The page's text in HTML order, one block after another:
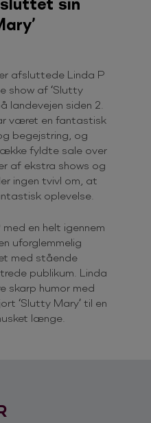
afsluttede Linda P
show af ‘Slutty
landevejen siden 2.
været en fantastisk
begejstring, og
fyldte sale over
af ekstra shows og
ingen tvivl om, at
oplevelse.
en helt igennem
uforglemmelig
med stående
publikum. Linda
skarp humor med
‘Slutty Mary’ til en
længe.